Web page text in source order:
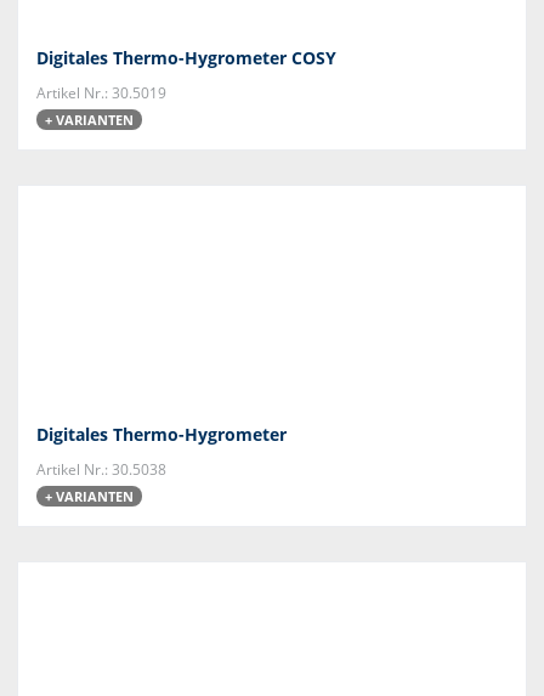
Digitales Thermo-Hygrometer COSY
Artikel Nr.: 30.5019
+ VARIANTEN
Digitales Thermo-Hygrometer
Artikel Nr.: 30.5038
+ VARIANTEN